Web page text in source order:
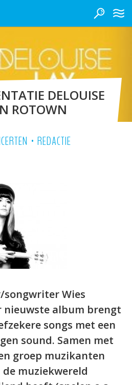
DELOUISE
ROTOWN
• REDACTIE
songwriter Wies
nieuwste album brengt
songs met een
sound. Samen met
groep muzikanten
muziekwereld